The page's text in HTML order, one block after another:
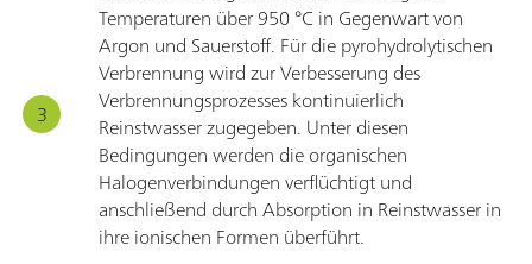
Temperaturen über 950 °C in Gegenwart von
Argon und Sauerstoff. Für die pyrohydrolytischen
Verbrennung wird zur Verbesserung des
Verbrennungsprozesses kontinuierlich
Reinstwasser zugegeben. Unter diesen
Bedingungen werden die organischen
Halogenverbindungen verflüchtigt und
anschließend durch Absorption in Reinstwasser in
ihre ionischen Formen überführt.